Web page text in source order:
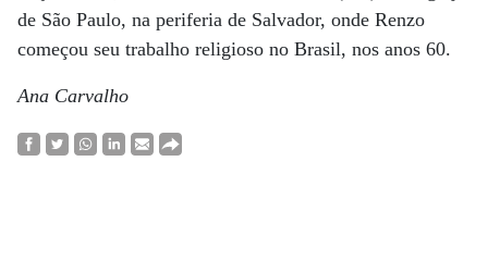
de São Paulo, na periferia de Salvador, onde Renzo
começou seu trabalho religioso no Brasil, nos anos 60.
Ana Carvalho